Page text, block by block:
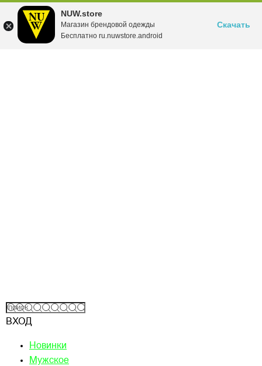
NUW.store
Магазин брендовой одежды
Бесплатно ru.nuwstore.android
Скачать
ВХОД
Новинки
Мужское